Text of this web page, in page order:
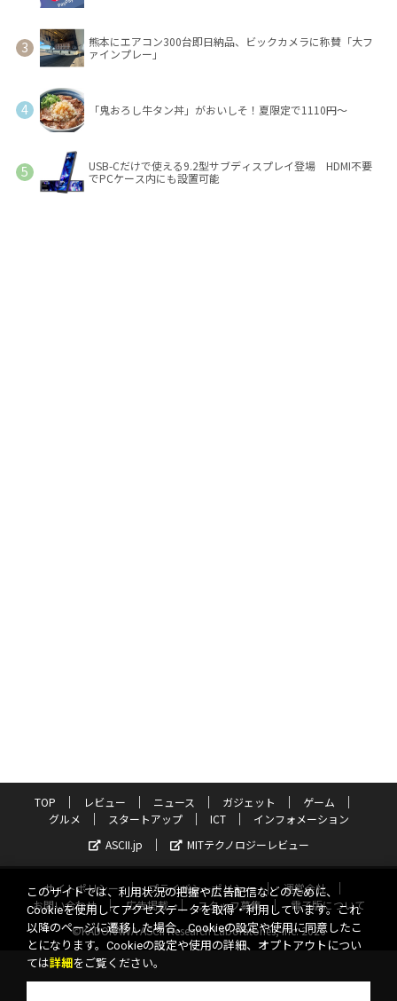
熊本にエアコン300台即日納品、ビックカメラに称賛「大フ
ァインプレー」
「鬼おろし牛タン丼」がおいしそ！夏限定で1110円～
USB-Cだけで使える9.2型サブディスプレイ登場 HDMI不要
でPCケース内にも設置可能
TOP レビュー ニュース ガジェット
ゲーム
グルメ
スタートアップ ICT
インフォメーション
ASCII.jp
MITテクノロジーレビュー
サイトポリシー プライバシーポリシー
運営会社
お問い合わせ
広告掲載 スタッフ募集
電子版について
©KADOKAWA ASCII Research Laboratories, Inc. 2026
このサイトでは、利用状況の把握や広告配信などのために、
Cookieを使用してアクセスデータを取得・利用しています。これ
以降のページに遷移した場合、Cookieの設定や使用に同意したこ
とになります。Cookieの設定や使用の詳細、オプトアウトについ
ては詳細 をご覧ください。